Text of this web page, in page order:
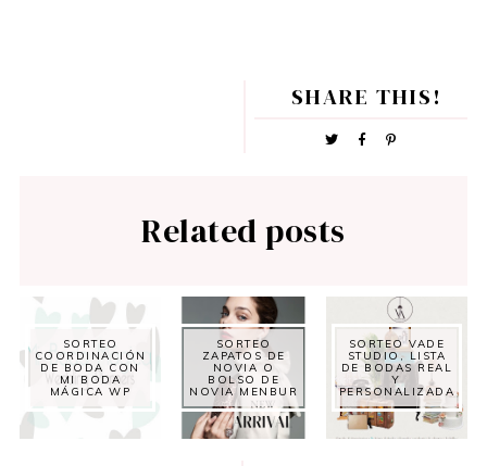
SHARE THIS!
Related posts
SORTEO
COORDINACIÓN
DE BODA CON
MI BODA
MÁGICA WP
SORTEO
ZAPATOS DE
NOVIA O
BOLSO DE
NOVIA MENBUR
SORTEO VADE
STUDIO, LISTA
DE BODAS REAL
Y
PERSONALIZADA